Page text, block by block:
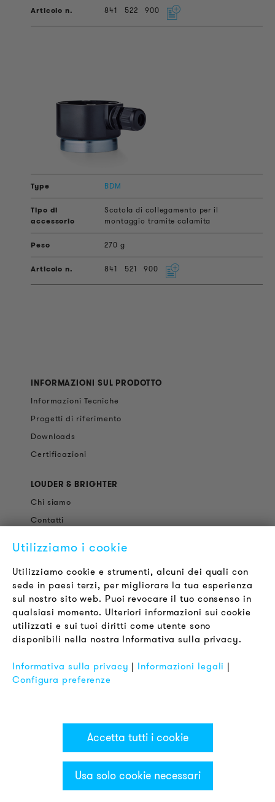
Categorie & Filter
841 522 900
BDM
Scatola di collegamento per il
montaggio tramite calamita
270 g
841 521 900
INFORMAZIONI SUL PRODOTTO
Informazioni Tecniche
Progetti di riferimento
Downloads
Certificazioni
LOUDER & BRIGHTER
Chi siamo
Contatti
Newsletter
LEGALE
Termini & Condizioni
Informativa sulla Privacy
Impronta
Utilizziamo i cookie
Utilizziamo cookie e strumenti, alcuni dei quali con
sede in paesi terzi, per migliorare la tua esperienza
sul nostro sito web. Puoi revocare il tuo consenso in
qualsiasi momento. Ulteriori informazioni sui cookie
utilizzati e sui tuoi diritti come utente sono
disponibili nella nostra Informativa sulla privacy.
Informativa sulla privacy | Informazioni legali |
Configura preferenze
Accetta tutti i cookie
Usa solo cookie necessari